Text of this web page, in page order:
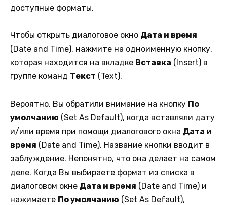
доступные форматы.
Чтобы открыть диалоговое окно Дата и время
(Date and Time), нажмите на одноименную кнопку,
которая находится на вкладке Вставка (Insert) в
группе команд Текст (Text).
Вероятно, Вы обратили внимание на кнопку По
умолчанию (Set As Default), когда вставляли дату
и/или время при помощи диалогового окна Дата и
время (Date and Time). Название кнопки вводит в
заблуждение. Непонятно, что она делает на самом
деле. Когда Вы выбираете формат из списка в
диалоговом окне Дата и время (Date and Time) и
нажимаете По умолчанию (Set As Default),